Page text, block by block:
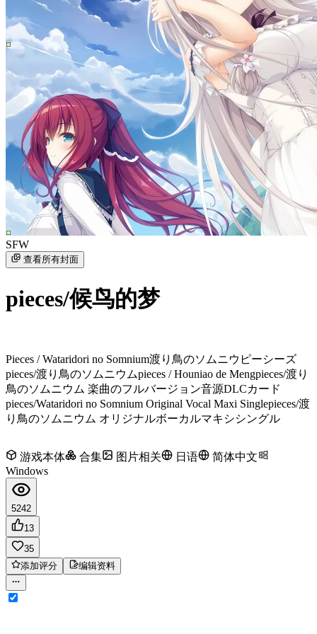
SFW
查看所有封面
pieces/候鸟的梦
Pieces / Wataridori no Somnium渡り鳥のソムニウ ピーシーズ
pieces/渡り鳥のソムニウムpieces / Houniao de Mengpieces/渡り
鳥のソムニウム 楽曲のフルバージョン音源DLCカード
pieces/Wataridori no Somnium Original Vocal Maxi Singlepieces/渡
り鳥のソムニウム オリジナルボーカルマキシシングル
游戏本体 合集 图片相关 日语
简体中文
Windows
5242
13
35
添加评分
编辑资料